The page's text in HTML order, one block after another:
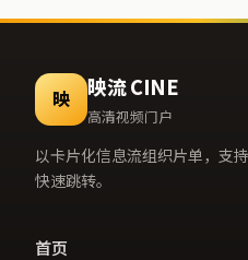
映 映流 CINE
高清视频门户
以卡片化信息流组织片单，支
快速跳转。
首页